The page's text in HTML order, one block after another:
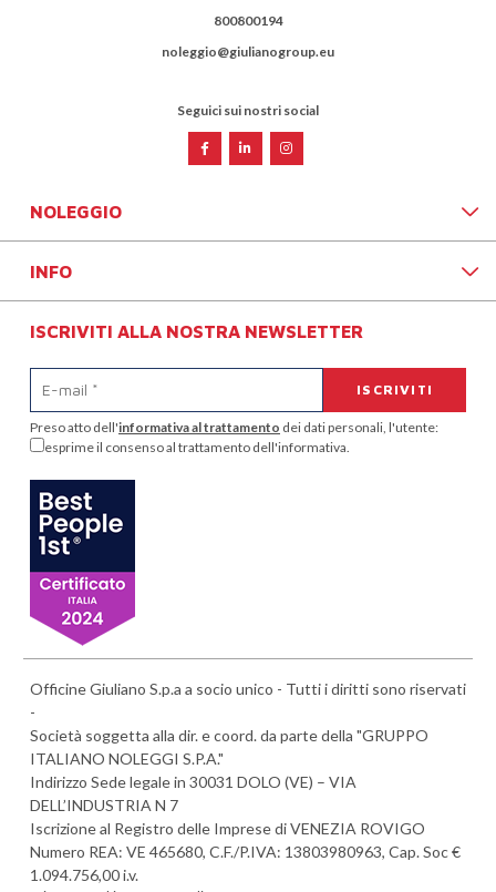
800800194
noleggio@giulianogroup.eu
Seguici sui nostri social
NOLEGGIO
INFO
ISCRIVITI ALLA NOSTRA NEWSLETTER
Preso atto dell'informativa al trattamento dei dati personali, l'utente:
esprime il consenso al trattamento dell'informativa.
Officine Giuliano S.p.a a socio unico - Tutti i diritti sono riservati
-
Società soggetta alla dir. e coord. da parte della "GRUPPO
ITALIANO NOLEGGI S.P.A."
Indirizzo Sede legale in 30031 DOLO (VE) – VIA
DELL’INDUSTRIA N 7
Iscrizione al Registro delle Imprese di VENEZIA ROVIGO
Numero REA: VE 465680, C.F./P.IVA: 13803980963, Cap. Soc €
1.094.756,00 i.v.